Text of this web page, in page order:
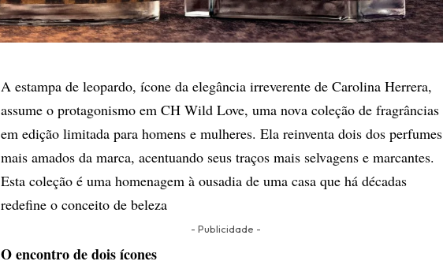
A estampa de leopardo, ícone da elegância irreverente de Carolina Herrera,
assume o protagonismo em CH Wild Love, uma nova coleção de fragrâncias
em edição limitada para homens e mulheres. Ela reinventa dois dos perfumes
mais amados da marca, acentuando seus traços mais selvagens e marcantes.
Esta coleção é uma homenagem à ousadia de uma casa que há décadas
redefine o conceito de beleza
- Publicidade -
O encontro de dois ícones